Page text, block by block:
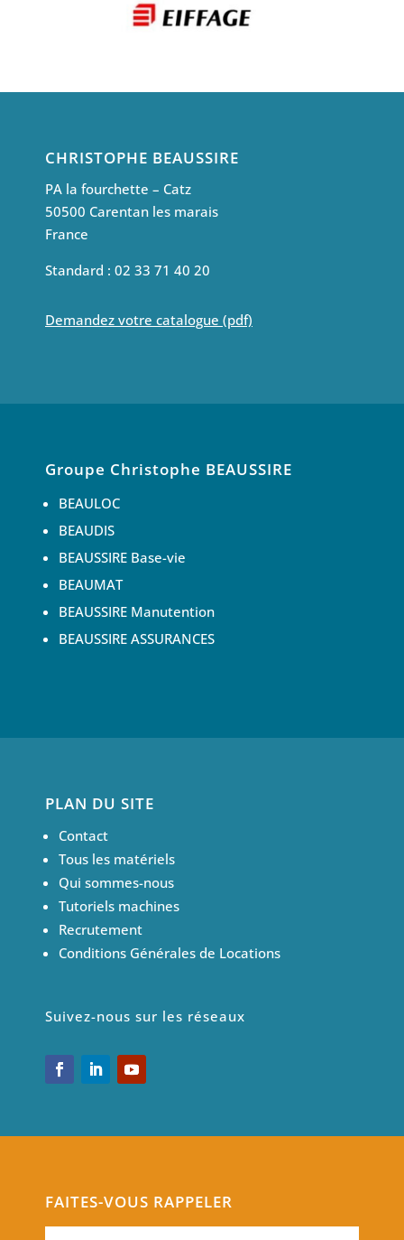
CHRISTOPHE BEAUSSIRE
PA la fourchette – Catz
50500 Carentan les marais
France
Standard : 02 33 71 40 20
Demandez votre catalogue (pdf)
Groupe Christophe BEAUSSIRE
BEAULOC
BEAUDIS
BEAUSSIRE Base-vie
BEAUMAT
BEAUSSIRE Manutention
BEAUSSIRE ASSURANCES
PLAN DU SITE
Contact
Tous les matériels
Qui sommes-nous
Tutoriels machines
Recrutement
Conditions Générales de Locations
Suivez-nous sur les réseaux
FAITES-VOUS RAPPELER